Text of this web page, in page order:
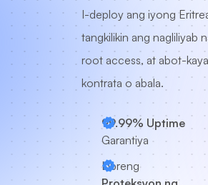
I-deploy ang iyong
tangkilikin ang nagliliyab
root access, at abot-
kontrata o abala.
99.99% Uptime
Garantiya
Libreng